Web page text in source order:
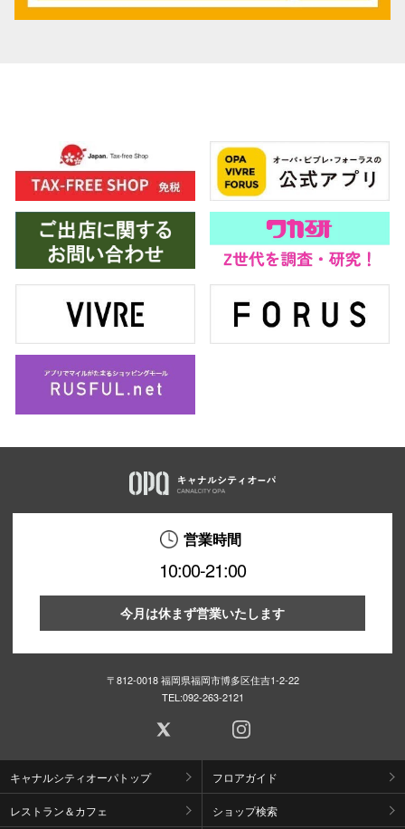
営業時間
10:00-21:00
今月は休まず営業いたします
〒812-0018 福岡県福岡市博多区住吉1-2-22
TEL:092-263-2121
キャナルシティオーパトップ フロアガイド
レストラン＆カフェ ショップ検索